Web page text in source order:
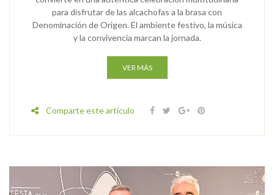
para disfrutar de las alcachofas a la brasa con
Denominación de Origen. El ambiente festivo, la música
y la convivencia marcan la jornada.
VER MÁS
Comparte este artículo